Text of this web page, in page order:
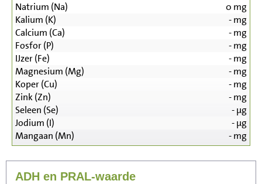
Natrium (Na) 0 mg
Kalium (K)
-mg
Calcium (Ca)
-mg
Fosfor (P)
-mg
IJzer (Fe)
-mg
Magnesium (Mg)
-mg
Koper (Cu)
-mg
Zink (Zn)
-mg
Seleen (Se)
-µg
Jodium (I)
-µg
Mangaan (Mn)
-mg
ADH en PRAL-waarde